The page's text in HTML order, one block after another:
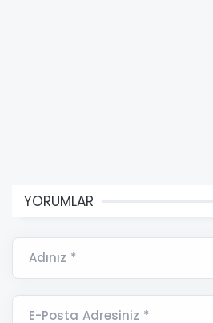
YORUMLAR
Adınız *
E-Posta Adresiniz *